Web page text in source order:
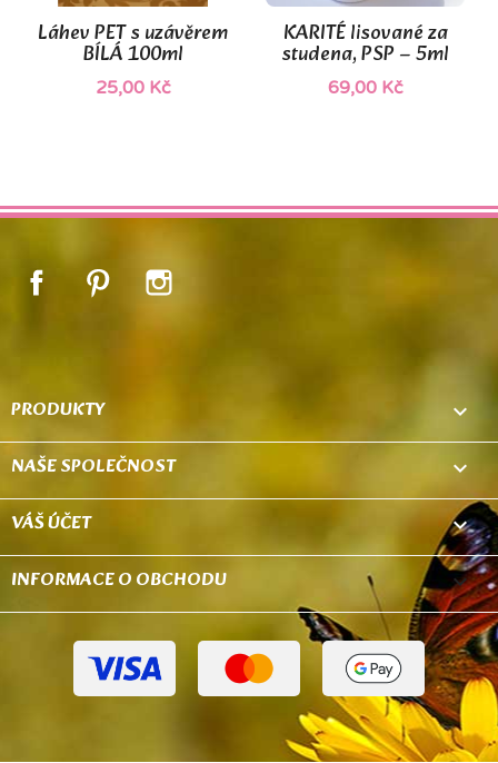
Láhev PET s uzávěrem
BÍLÁ 100ml
25,00 Kč
KARITÉ lisované za
studena, PSP – 5ml
69,00 Kč
FacebookPinterest
PRODUKTY 
NAŠE SPOLEČNOST 
VÁŠ ÚČET 
INFORMACE O OBCHODU keyboard_arrow_down